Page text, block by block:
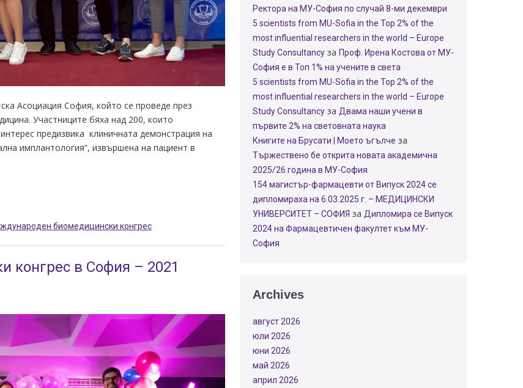
Асоциация София, който се проведе през
Участниците бяха над 200, които
предизвика клиничната демонстрация на
имплантология“, извършена на пациент в
биомедицински конгрес
конгрес в София – 2021
Ректора на МУ-София по случай 8-ми декември
5 scientists from MU-Sofia in the Top 2% of the
most influential researchers in the world – Europe
Study Consultancyза Проф. Ирена Костова от МУ-
София е в Топ 1% на учените в света
5 scientists from MU-Sofia in the Top 2% of the
most influential researchers in the world – Europe
Study Consultancyза Двама наши учени в
първите 2% на световната наука
Книгите на Брусати | Моето ъгълче за
Тържествено бе открита новата академична
2025/26 година в МУ-София
154 магистър-фармацевти от Випуск 2024 се
дипломираха на 6.03.2025 г. – МЕДИЦИНСКИ
УНИВЕРСИТЕТ – СОФИЯ за Дипломира се Випуск
2024 на Фармацевтичен факултет към МУ-
София
Archives
август 2026
юли 2026
юни 2026
май 2026
април 2026